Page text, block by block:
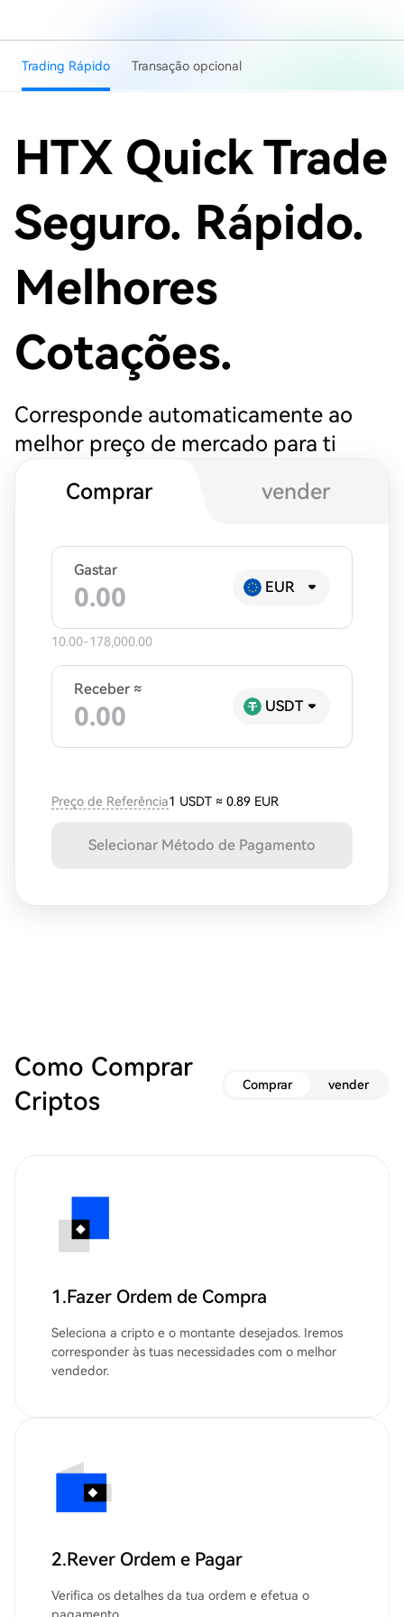
Trading Rápido Transação opcional
HTX Quick Trade
Seguro. Rápido.
Melhores
Cotações.
Corresponde automaticamente ao
melhor preço de mercado para ti
Comprar
vender
Gastar
EUR
10.00-178,000.00
Receber ≈
USDT
Preço de Referência1 USDT ≈ 0.89 EUR
Selecionar Método de Pagamento
Como Comprar
Criptos
Comprar vender
1.Fazer Ordem de Compra
Seleciona a cripto e o montante desejados. Iremos
corresponder às tuas necessidades com o melhor
vendedor.
2.Rever Ordem e Pagar
Verifica os detalhes da tua ordem e efetua o